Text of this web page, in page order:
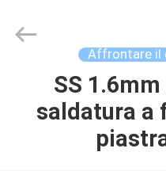
CASA
PRODOTTI
piastra
claddingweldingmachine.com.
Affrontare il
SS
saldatura a